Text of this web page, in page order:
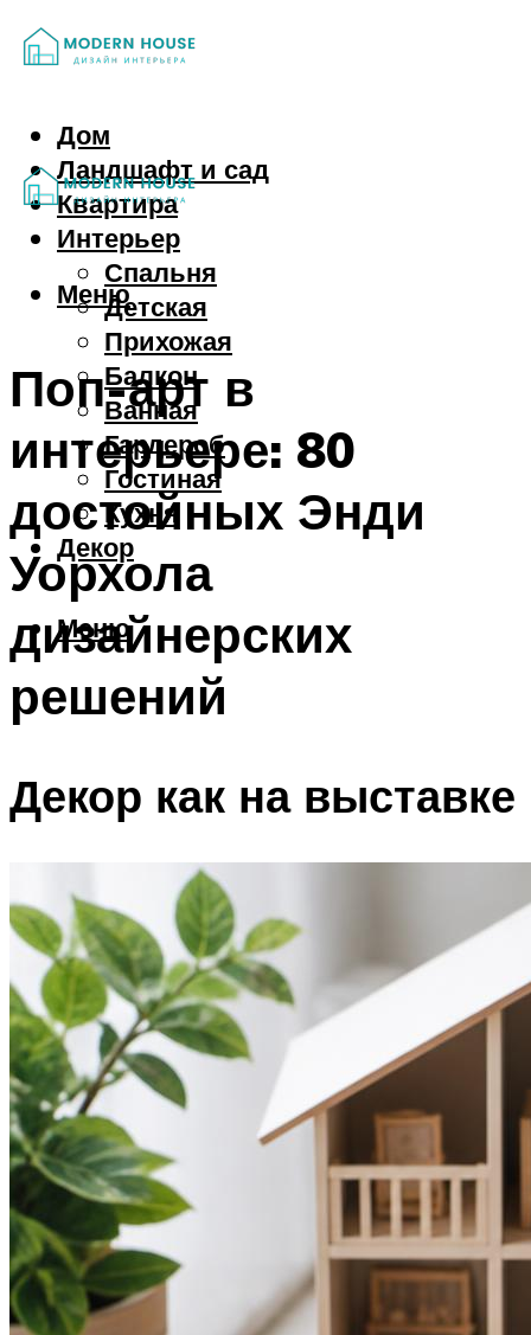
Дом
Ландшафт и сад
Квартира
Интерьер
Спальня
Детская
Прихожая
Балкон
Ванная
Гардероб
Гостиная
Кухня
Декор
Меню
Меню
Поп-арт в
интерьере: 80
достойных Энди
Уорхола
дизайнерских
решений
Декор как на выставке